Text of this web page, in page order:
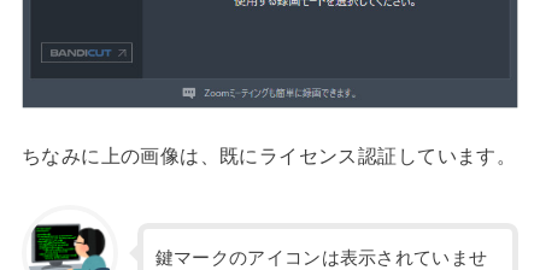
ちなみに上の画像は、既にライセンス認証しています。
鍵マークのアイコンは表示されていませ